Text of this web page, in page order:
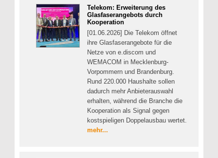
Telekom: Erweiterung des
Glasfaserangebots durch
Kooperation
[01.06.2026] Die Telekom öffnet
ihre Glasfaserangebote für die
Netze von e.discom und
WEMACOM in Mecklenburg-
Vorpommern und Brandenburg.
Rund 220.000 Haushalte sollen
dadurch mehr Anbieterauswahl
erhalten, während die Branche die
Kooperation als Signal gegen
kostspieligen Doppelausbau wertet.
mehr...